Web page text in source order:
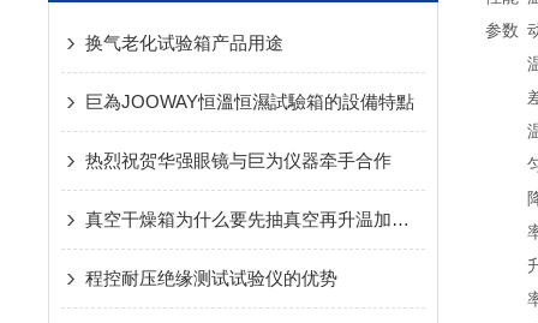
换气老化试验箱产品用途
巨為JOOWAY恒溫恒濕試驗箱的設備特點
热烈祝贺华强眼镜与巨为仪器牵手合作
真空干燥箱为什么要先抽真空再升温加热呢
程控耐压绝缘测试试验仪的优势
参数